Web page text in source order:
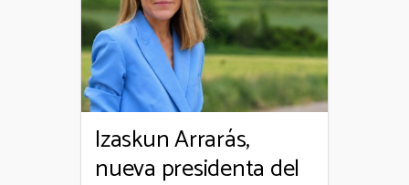
Izaskun Arrarás,
nueva presidenta del